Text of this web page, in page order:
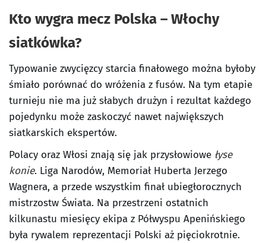
Kto wygra mecz Polska – Włochy
siatkówka?
Typowanie zwycięzcy starcia finałowego można byłoby
śmiało porównać do wróżenia z fusów. Na tym etapie
turnieju nie ma już słabych drużyn i rezultat każdego
pojedynku może zaskoczyć nawet największych
siatkarskich ekspertów.
Polacy oraz Włosi znają się jak przysłowiowe łyse
konie. Liga Narodów, Memoriał Huberta Jerzego
Wagnera, a przede wszystkim finał ubiegłorocznych
mistrzostw Świata. Na przestrzeni ostatnich
kilkunastu miesięcy ekipa z Półwyspu Apenińskiego
była rywalem reprezentacji Polski aż pięciokrotnie.